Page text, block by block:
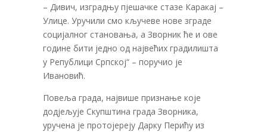
– Дивич, изградњу пјешачке стазе Каракај –
Улице. Уручили смо кључеве нове зграде
социјалног становања, а Зворник ће и ове
године бити једно од највећих градилишта
у Републици Српској“ – поручио је
Ивановић.
Повеља града, највише признање које
додјељује Скупштина града Зворника,
уручена је протојереју Дарку Перићу из